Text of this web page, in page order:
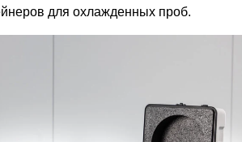
для охлажденных проб.